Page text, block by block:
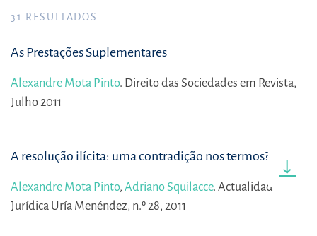
31 RESULTADOS
As Prestações Suplementares
Alexandre Mota Pinto. Direito das Sociedades em Revista,
Julho 2011
A resolução ilícita: uma contradição nos termos?
Alexandre Mota Pinto, Adriano Squilacce. Actualidad
Jurídica Uría Menéndez, n.º 28, 2011